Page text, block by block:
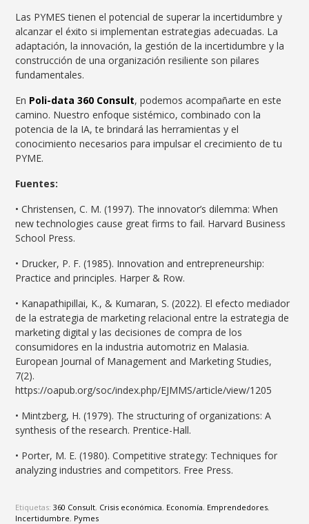
Las PYMES tienen el potencial de superar la incertidumbre y
alcanzar el éxito si implementan estrategias adecuadas. La
adaptación, la innovación, la gestión de la incertidumbre y la
construcción de una organización resiliente son pilares
fundamentales.
En Poli-data 360 Consult, podemos acompañarte en este
camino. Nuestro enfoque sistémico, combinado con la
potencia de la IA, te brindará las herramientas y el
conocimiento necesarios para impulsar el crecimiento de tu
PYME.
Fuentes:
• Christensen, C. M. (1997). The innovator’s dilemma: When
new technologies cause great firms to fail. Harvard Business
School Press.
• Drucker, P. F. (1985). Innovation and entrepreneurship:
Practice and principles. Harper & Row.
• Kanapathipillai, K., & Kumaran, S. (2022). El efecto mediador
de la estrategia de marketing relacional entre la estrategia de
marketing digital y las decisiones de compra de los
consumidores en la industria automotriz en Malasia.
European Journal of Management and Marketing Studies,
7(2).
https://oapub.org/soc/index.php/EJMMS/article/view/1205
• Mintzberg, H. (1979). The structuring of organizations: A
synthesis of the research. Prentice-Hall.
• Porter, M. E. (1980). Competitive strategy: Techniques for
analyzing industries and competitors. Free Press.
Etiquetas:360 Consult, Crisis económica, Economía, Emprendedores,
Incertidumbre, Pymes